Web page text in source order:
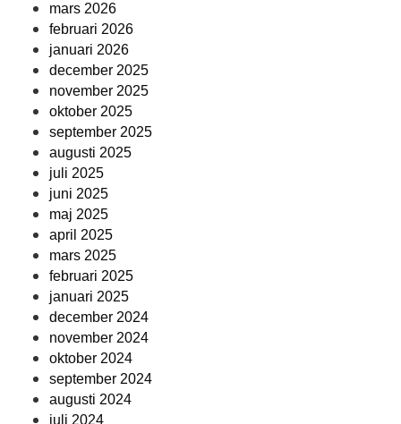
mars 2026
februari 2026
januari 2026
december 2025
november 2025
oktober 2025
september 2025
augusti 2025
juli 2025
juni 2025
maj 2025
april 2025
mars 2025
februari 2025
januari 2025
december 2024
november 2024
oktober 2024
september 2024
augusti 2024
juli 2024